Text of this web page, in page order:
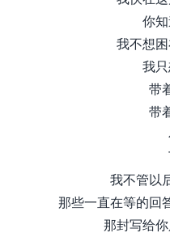
你
我不想
我
带
带
我不管以
那些一直在等的回
那封写给